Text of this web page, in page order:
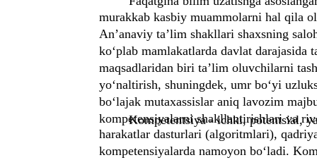
murakkab kasbiy muammolarni hal qila
An’anaviy ta’lim shakllari shaxsning
ko‘plab mamlakatlarda davlat
maqsadlaridan biri ta’lim oluvchilarni
yo‘naltirish, shuningdek, umr bo‘yi
bo‘lajak mutaxassislar aniq lavozim
kompetensiyalarni shakllantirishlari va
Kompetentsiya - ichki, potentsial,
harakatlar dasturlari (algoritmlari),
kompetensiyalarda namoyon bo‘ladi.